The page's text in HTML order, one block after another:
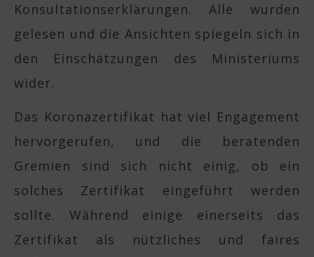
Konsultationserklärungen. Alle wurden
gelesen und die Ansichten spiegeln sich in
den Einschätzungen des Ministeriums
wider.
Das Koronazertifikat hat viel Engagement
hervorgerufen, und die beratenden
Gremien sind sich nicht einig, ob ein
solches Zertifikat eingeführt werden
sollte. Während einige einerseits das
Zertifikat als nützliches und faires